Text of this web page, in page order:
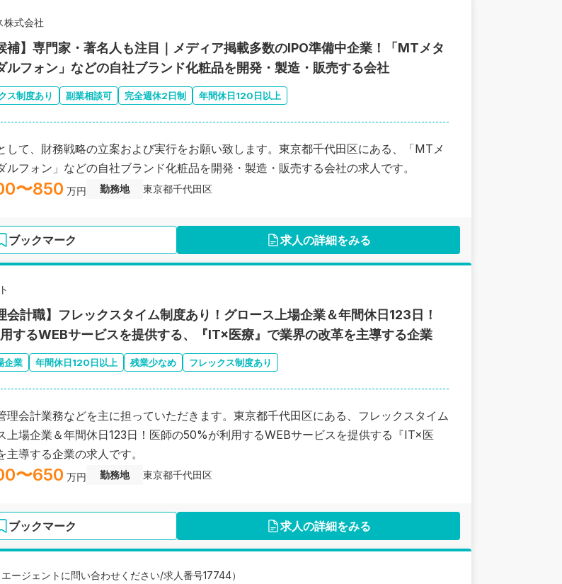
株式会社
補】専門家・著名人も注目｜メディア掲載多数のIPO準備中企業！「MTメタ
ルフォン」などの自社ブランド化粧品を開発・製造・販売する会社
ス制度あり 副業相談可 完全週休2日制 年間休日120日以上
して、財務戦略の立案および実行をお願い致します。東京都千代田区にある、「MTメ
ルフォン」などの自社ブランド化粧品を開発・製造・販売する会社の求人です。
〜850 万円 勤務地 東京都千代田区
ブックマーク 求人の詳細をみる
会計職】フレックスタイム制度あり！グロース上場企業＆年間休日123日！
するWEBサービスを提供する、『IT×医療』で業界の改革を主導する企業
企業 年間休日120日以上 残業少なめ フレックス制度あり
理会計業務などを主に担っていただきます。東京都千代田区にある、フレックスタイム
上場企業＆年間休日123日！医師の50%が利用するWEBサービスを提供する『IT×医
導する企業の求人です。
〜650 万円 勤務地 東京都千代田区
ブックマーク 求人の詳細をみる
ージェントに問い合わせください/求人番号17744）